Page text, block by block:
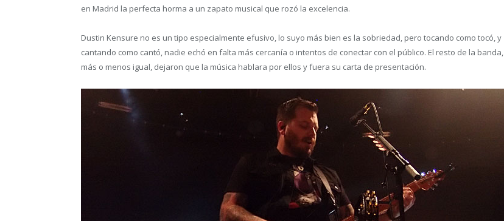
en Madrid la perfecta horma a un zapato musical que rozó la excelencia.
Dustin Kensure no es un tipo especialmente efusivo, lo suyo más bien es la sobriedad, pero tocando como tocó, y
cantando como cantó, nadie echó en falta más cercanía o intentos de conectar con el público. El resto de la banda,
más o menos igual, dejaron que la música hablara por ellos y fuera su carta de presentación.